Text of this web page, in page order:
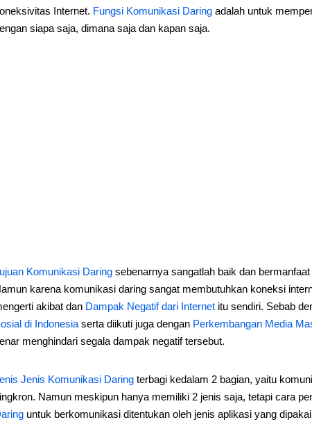
Internet. Fungsi Komunikasi Daringadalah untuk
siapa saja, dimana saja dan kapan saja.
Komunikasi Daringsebenarnya sangatlah baik dan
karena komunikasi daring sangat membutuhkan koneksi
akibat dan Dampak Negatif dari Internetitu sendiri. Sebab
di Indonesiaserta diikuti juga dengan Perkembangan Media
menghindari segala dampak negatif tersebut.
Jenis Komunikasi Daringterbagi kedalam 2 bagian, yaitu
Namun meskipun hanya memiliki 2 jenis saja, tetapi cara
untuk berkomunikasi ditentukan oleh jenis aplikasi yang